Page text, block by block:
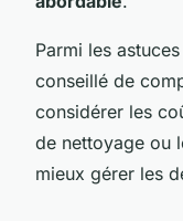
Parmi les
conseillé de
considérer les
de nettoyage ou
mieux gérer les